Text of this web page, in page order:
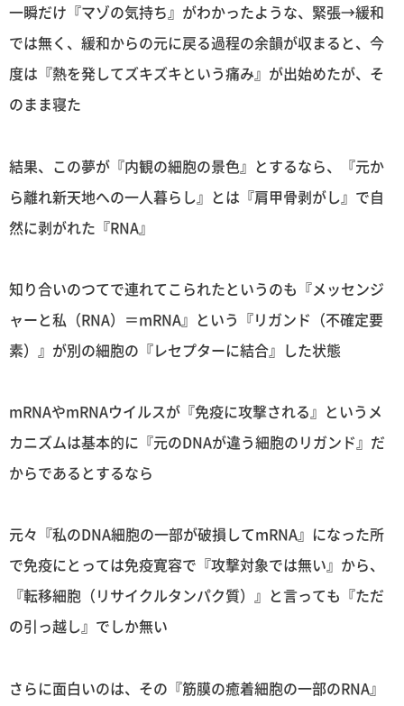
一瞬だけ『マゾの気持ち』がわかったような、緊張→緩和
では無く、緩和からの元に戻る過程の余韻が収まると、今
度は『熱を発してズキズキという痛み』が出始めたが、そ
のまま寝た
結果、この夢が『内観の細胞の景色』とするなら、『元か
ら離れ新天地への一人暮らし』とは『肩甲骨剥がし』で自
然に剥がれた『RNA』
知り合いのつてで連れてこられたというのも『メッセンジ
ャーと私（RNA）＝mRNA』という『リガンド（不確定要
素）』が別の細胞の『レセプターに結合』した状態
mRNAやmRNAウイルスが『免疫に攻撃される』というメ
カニズムは基本的に『元のDNAが違う細胞のリガンド』だ
からであるとするなら
元々『私のDNA細胞の一部が破損してmRNA』になった所
で免疫にとっては免疫寛容で『攻撃対象では無い』から、
『転移細胞（リサイクルタンパク質）』と言っても『ただ
の引っ越し』でしか無い
さらに面白いのは、その『筋膜の癒着細胞の一部のRNA』